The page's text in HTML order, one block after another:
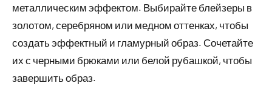
металлическим эффектом. Выбирайте блейзеры в
золотом, серебряном или медном оттенках, чтобы
создать эффектный и гламурный образ. Сочетайте
их с черными брюками или белой рубашкой, чтобы
завершить образ.